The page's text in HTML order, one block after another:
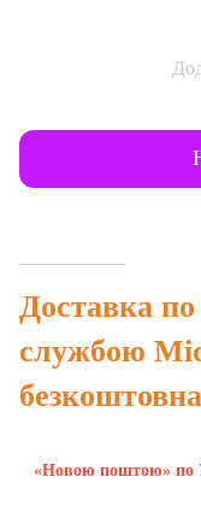
Доставка
службою
«Новою поштою» по